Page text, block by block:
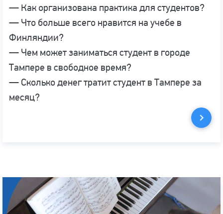
— Как организована практика для студентов?
— Что больше всего нравится на учебе в
Финляндии?
— Чем может заниматься студент в городе
Тампере в свободное время?
— Сколько денег тратит студент в Тампере за
месяц?